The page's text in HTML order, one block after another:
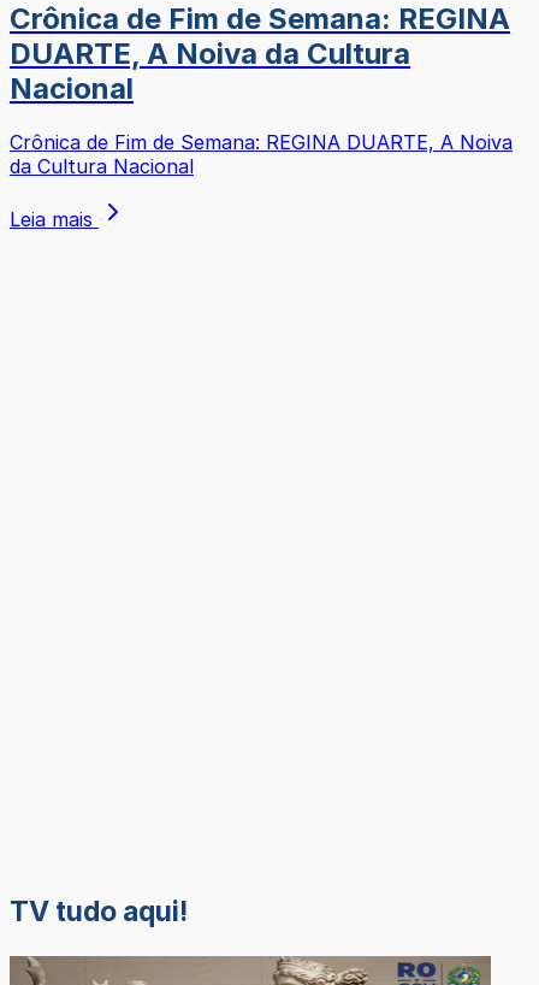
Crônica de Fim de Semana: REGINA
DUARTE, A Noiva da Cultura
Nacional
Crônica de Fim de Semana: REGINA DUARTE, A Noiva
da Cultura Nacional
Leia mais
TV tudo aqui!